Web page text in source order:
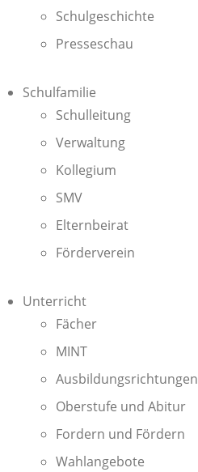
Schulgeschichte
Presseschau
Schulfamilie
Schulleitung
Verwaltung
Kollegium
SMV
Elternbeirat
Förderverein
Unterricht
Fächer
MINT
Ausbildungsrichtungen
Oberstufe und Abitur
Fordern und Fördern
Wahlangebote